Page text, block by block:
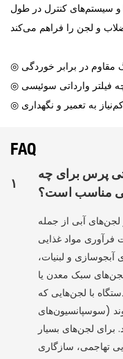
و سیستم‌های کنترل در طول
مقاوم در برابر خوردگی
فیلتر وارداتی سوئیسی
کم‌نیاز به تعمیر و نگهداری
FAQ
۱
پرس برای چه
مناسب است؟
آبی از جمله
مواد غذایی
آبجوسازی و لبنیات،
سبک معدن یا
با لجن‌هایی که
(سوسپانسیون‌های
برای لجن‌های بسیار
تهاجمی، سازگاری